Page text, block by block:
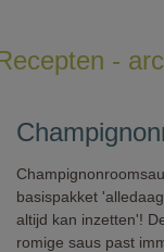
-
basispakket
altijd kan inzetten'!
romige saus past